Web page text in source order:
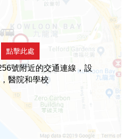
點擊此處
號附近的交通連線，設
醫院和學校